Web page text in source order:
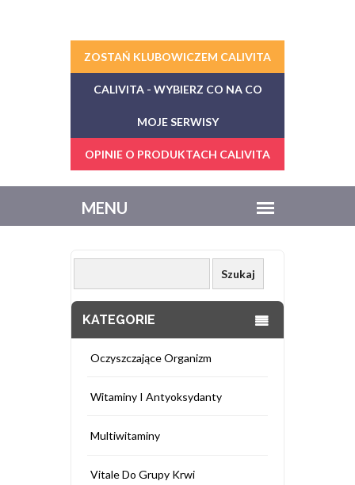
ZOSTAŃ KLUBOWICZEM CALIVITA
CALIVITA - WYBIERZ CO NA CO
MOJE SERWISY
OPINIE O PRODUKTACH CALIVITA
KATEGORIE
Oczyszczające Organizm
Witaminy I Antyoksydanty
Multiwitaminy
Vitale Do Grupy Krwi